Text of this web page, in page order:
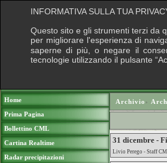
Home
Prima Pagina
Bollettino CML
Cartina Realtime
Radar precipitazioni
Archivio ›
31 dicembre -
Livio Perego - Staff
INFORMATIVA SULLA TUA
Questo sito e gli strumenti terzi da
per migliorare l'esperienza di
saperne di più, o negare il
tecnologie utilizzando il pulsante